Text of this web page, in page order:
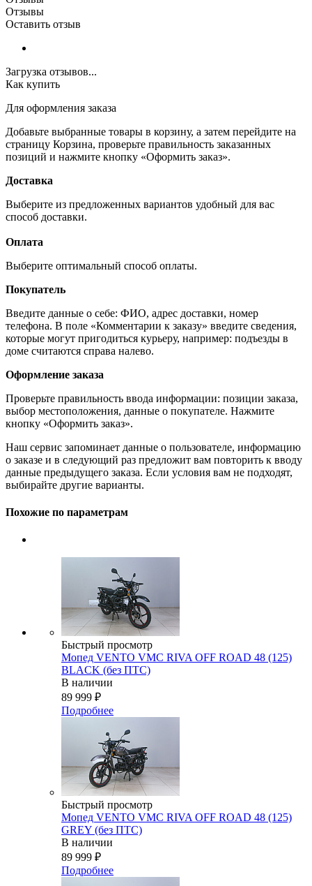
Отзывы
Оставить отзыв
Загрузка отзывов...
Как купить
Для оформления заказа
Добавьте выбранные товары в корзину, а затем перейдите на
страницу Корзина, проверьте правильность заказанных
позиций и нажмите кнопку «Оформить заказ».
Доставка
Выберите из предложенных вариантов удобный для вас
способ доставки.
Оплата
Выберите оптимальный способ оплаты.
Покупатель
Введите данные о себе: ФИО, адрес доставки, номер
телефона. В поле «Комментарии к заказу» введите сведения,
которые могут пригодиться курьеру, например: подъезды в
доме считаются справа налево.
Оформление заказа
Проверьте правильность ввода информации: позиции заказа,
выбор местоположения, данные о покупателе. Нажмите
кнопку «Оформить заказ».
Наш сервис запоминает данные о пользователе, информацию
о заказе и в следующий раз предложит вам повторить к вводу
данные предыдущего заказа. Если условия вам не подходят,
выбирайте другие варианты.
Похожие по параметрам
Быстрый просмотр
Мопед VENTO VMC RIVA OFF ROAD 48 (125)
BLACK (без ПТС)
В наличии
89 999 ₽
Подробнее
Быстрый просмотр
Мопед VENTO VMC RIVA OFF ROAD 48 (125)
GREY (без ПТС)
В наличии
89 999 ₽
Подробнее